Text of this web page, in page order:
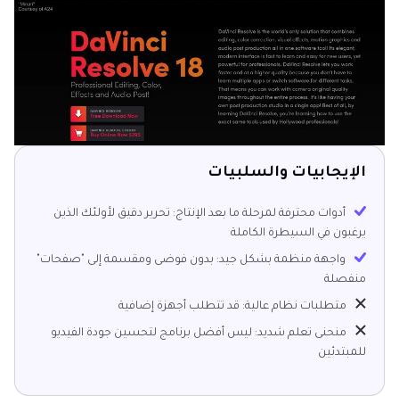
الإيجابيات والسلبيات
أدوات محترفة لمرحلة ما بعد الإنتاج: تحرير دقيق لأولئك الذين
يرغبون في السيطرة الكاملة
واجهة منظمة بشكل جيد: بدون فوضى ومقسمة إلى "صفحات"
منفصلة
متطلبات نظام عالية: قد تتطلب أجهزة إضافية
منحنى تعلم شديد: ليس أفضل برنامج لتحسين جودة الفيديو
للمبتدئين